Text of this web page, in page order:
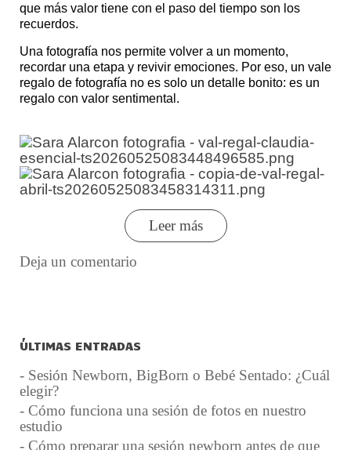
que más valor tiene con el paso del tiempo son los
recuerdos.
Una fotografía nos permite volver a un momento,
recordar una etapa y revivir emociones. Por eso, un vale
regalo de fotografía no es solo un detalle bonito: es un
regalo con valor sentimental.
Leer más
Deja un comentario
ÚLTIMAS ENTRADAS
- Sesión Newborn, BigBorn o Bebé Sentado: ¿Cuál
elegir?
- Cómo funciona una sesión de fotos en nuestro
estudio
- Cómo preparar una sesión newborn antes de que